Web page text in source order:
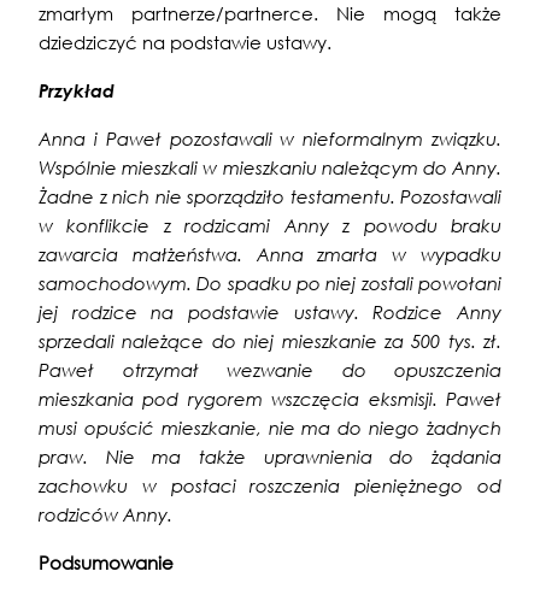
zmarłym partnerze/partnerce. Nie mogą także
dziedziczyć na podstawie ustawy.
Przykład
Anna i Paweł pozostawali w nieformalnym związku.
Wspólnie mieszkali w mieszkaniu należącym do Anny.
Żadne z nich nie sporządziło testamentu. Pozostawali
w konflikcie z rodzicami Anny z powodu braku
zawarcia małżeństwa. Anna zmarła w wypadku
samochodowym. Do spadku po niej zostali powołani
jej rodzice na podstawie ustawy. Rodzice Anny
sprzedali należące do niej mieszkanie za 500 tys. zł.
Paweł otrzymał wezwanie do opuszczenia
mieszkania pod rygorem wszczęcia eksmisji. Paweł
musi opuścić mieszkanie, nie ma do niego żadnych
praw. Nie ma także uprawnienia do żądania
zachowku w postaci roszczenia pieniężnego od
rodziców Anny.
Podsumowanie